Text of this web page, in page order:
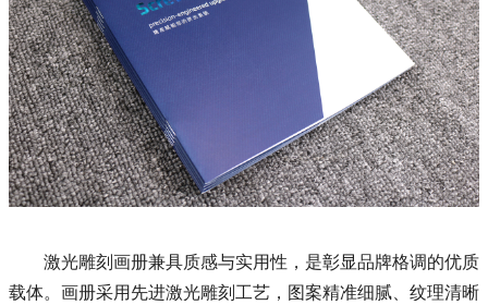
激光雕刻画册兼具质感与实用性，是彰显品牌格调的优质
载体。画册采用先进激光雕刻工艺，图案精准细腻、纹理清晰